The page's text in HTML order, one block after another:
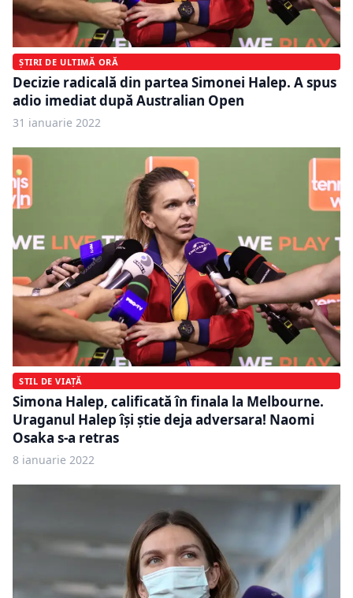
ȘTIRI DE ULTIMĂ ORĂ
Decizie radicală din partea Simonei Halep. A spus
adio imediat după Australian Open
31 ianuarie 2022
STIL DE VIAȚĂ
Simona Halep, calificată în finala la Melbourne.
Uraganul Halep își știe deja adversara! Naomi
Osaka s-a retras
8 ianuarie 2022